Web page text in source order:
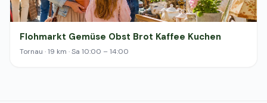
Flohmarkt Gemüse Obst Brot Kaffee Kuchen
Tornau · 19 km · Sa 10:00 – 14:00